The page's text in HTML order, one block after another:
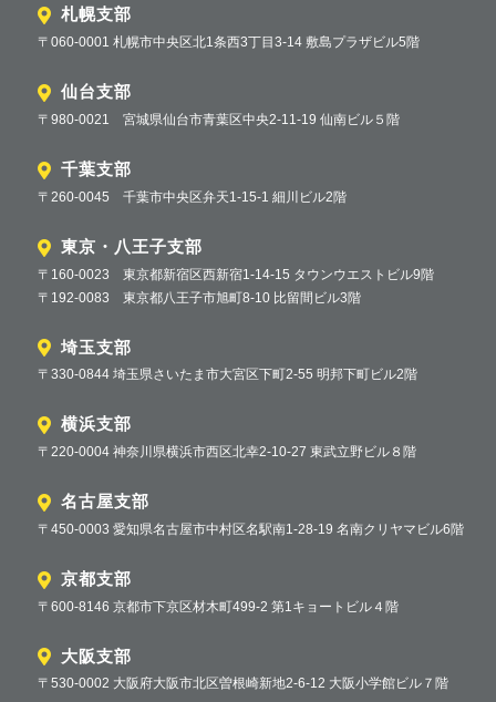
札幌支部
〒060-0001 札幌市中央区北1条西3丁目3-14 敷島プラザビル5階
仙台支部
〒980-0021 宮城県仙台市青葉区中央2-11-19 仙南ビル５階
千葉支部
〒260-0045 千葉市中央区弁天1-15-1 細川ビル2階
東京・八王子支部
〒160-0023 東京都新宿区西新宿1-14-15 タウンウエストビル9階
〒192-0083 東京都八王子市旭町8-10 比留間ビル3階
埼玉支部
〒330-0844 埼玉県さいたま市大宮区下町2-55 明邦下町ビル2階
横浜支部
〒220-0004 神奈川県横浜市西区北幸2-10-27 東武立野ビル８階
名古屋支部
〒450-0003 愛知県名古屋市中村区名駅南1-28-19 名南クリヤマビル6階
京都支部
〒600-8146 京都市下京区材木町499-2 第1キョートビル４階
大阪支部
〒530-0002 大阪府大阪市北区曽根崎新地2-6-12 大阪小学館ビル７階